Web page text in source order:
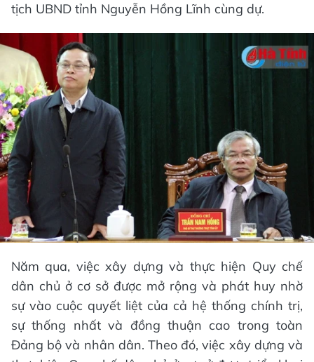
tịch UBND tỉnh Nguyễn Hồng Lĩnh cùng dự.
Năm qua, việc xây dựng và thực hiện Quy chế
dân chủ ở cơ sở được mở rộng và phát huy nhờ
sự vào cuộc quyết liệt của cả hệ thống chính trị,
sự thống nhất và đồng thuận cao trong toàn
Đảng bộ và nhân dân. Theo đó, việc xây dựng và